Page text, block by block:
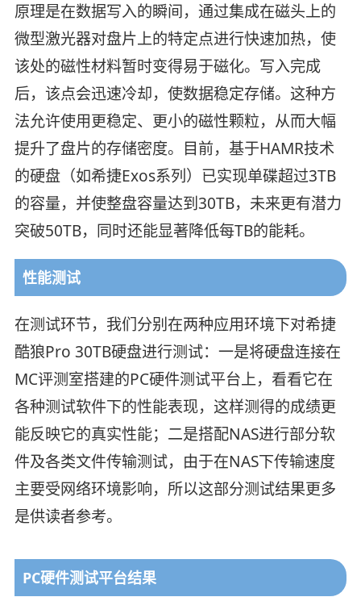
原理是在数据写入的瞬间，通过集成在磁头上的
微型激光器对盘片上的特定点进行快速加热，使
该处的磁性材料暂时变得易于磁化。写入完成
后，该点会迅速冷却，使数据稳定存储。这种方
法允许使用更稳定、更小的磁性颗粒，从而大幅
提升了盘片的存储密度。目前，基于HAMR技术
的硬盘（如希捷Exos系列）已实现单碟超过3TB
的容量，并使整盘容量达到30TB，未来更有潜力
突破50TB，同时还能显著降低每TB的能耗。
性能测试
在测试环节，我们分别在两种应用环境下对希捷
酷狼Pro 30TB硬盘进行测试：一是将硬盘连接在
MC评测室搭建的PC硬件测试平台上，看看它在
各种测试软件下的性能表现，这样测得的成绩更
能反映它的真实性能；二是搭配NAS进行部分软
件及各类文件传输测试，由于在NAS下传输速度
主要受网络环境影响，所以这部分测试结果更多
是供读者参考。
PC硬件测试平台结果